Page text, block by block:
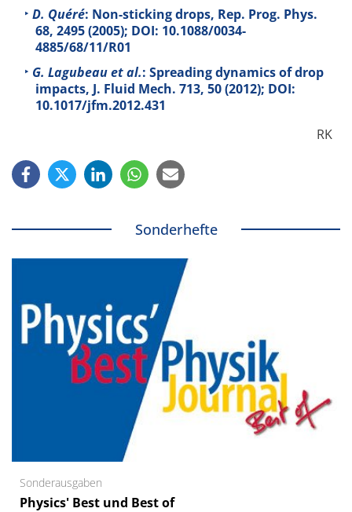
D. Quéré: Non-sticking drops, Rep. Prog. Phys.
68, 2495 (2005); DOI: 10.1088/0034-
4885/68/11/R01
G. Lagubeau et al.: Spreading dynamics of drop
impacts, J. Fluid Mech. 713, 50 (2012); DOI:
10.1017/jfm.2012.431
RK
Sonderhefte
Sonderausgaben
Physics' Best und Best of